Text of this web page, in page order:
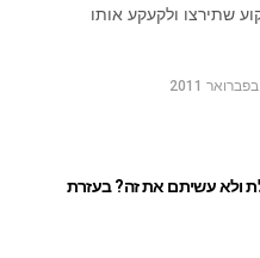
שתירצו ולקעקע אותו
ולא עשיתם את זה? בעזרת